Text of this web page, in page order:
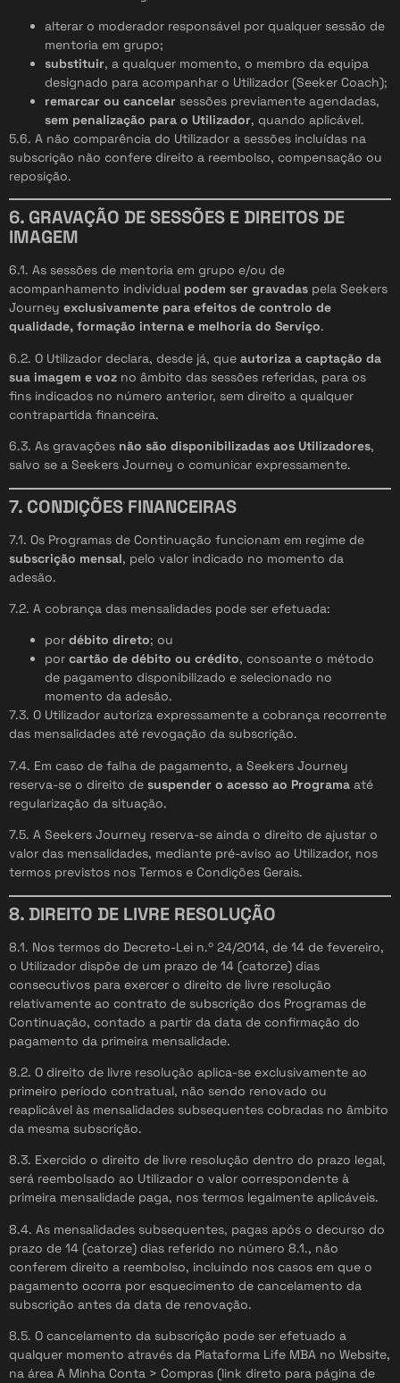
alterar o moderador responsável por qualquer sessão de
mentoria em grupo;
substituir, a qualquer momento, o membro da equipa
designado para acompanhar o Utilizador (Seeker Coach);
remarcar ou cancelar sessões previamente agendadas,
sem penalização para o Utilizador, quando aplicável.
5.6. A não comparência do Utilizador a sessões incluídas na
subscrição não confere direito a reembolso, compensação ou
reposição.
6. GRAVAÇÃO DE SESSÕES E DIREITOS DE
IMAGEM
6.1. As sessões de mentoria em grupo e/ou de
acompanhamento individual podem ser gravadas pela Seekers
Journey exclusivamente para efeitos de controlo de
qualidade, formação interna e melhoria do Serviço.
6.2. O Utilizador declara, desde já, que autoriza a captação da
sua imagem e voz no âmbito das sessões referidas, para os
fins indicados no número anterior, sem direito a qualquer
contrapartida financeira.
6.3. As gravações não são disponibilizadas aos Utilizadores,
salvo se a Seekers Journey o comunicar expressamente.
7. CONDIÇÕES FINANCEIRAS
7.1. Os Programas de Continuação funcionam em regime de
subscrição mensal, pelo valor indicado no momento da
adesão.
7.2. A cobrança das mensalidades pode ser efetuada:
por débito direto; ou
por cartão de débito ou crédito, consoante o método
de pagamento disponibilizado e selecionado no
momento da adesão.
7.3. O Utilizador autoriza expressamente a cobrança recorrente
das mensalidades até revogação da subscrição.
7.4. Em caso de falha de pagamento, a Seekers Journey
reserva-se o direito de suspender o acesso ao Programa até
regularização da situação.
7.5. A Seekers Journey reserva-se ainda o direito de ajustar o
valor das mensalidades, mediante pré-aviso ao Utilizador, nos
termos previstos nos Termos e Condições Gerais.
8. DIREITO DE LIVRE RESOLUÇÃO
8.1. Nos termos do Decreto-Lei n.º 24/2014, de 14 de fevereiro,
o Utilizador dispõe de um prazo de 14 (catorze) dias
consecutivos para exercer o direito de livre resolução
relativamente ao contrato de subscrição dos Programas de
Continuação, contado a partir da data de confirmação do
pagamento da primeira mensalidade.
8.2. O direito de livre resolução aplica-se exclusivamente ao
primeiro período contratual, não sendo renovado ou
reaplicável às mensalidades subsequentes cobradas no âmbito
da mesma subscrição.
8.3. Exercido o direito de livre resolução dentro do prazo legal,
será reembolsado ao Utilizador o valor correspondente à
primeira mensalidade paga, nos termos legalmente aplicáveis.
8.4. As mensalidades subsequentes, pagas após o decurso do
prazo de 14 (catorze) dias referido no número 8.1., não
conferem direito a reembolso, incluindo nos casos em que o
pagamento ocorra por esquecimento de cancelamento da
subscrição antes da data de renovação.
8.5. O cancelamento da subscrição pode ser efetuado a
qualquer momento através da Plataforma Life MBA no Website,
na área A Minha Conta > Compras (link direto para página de